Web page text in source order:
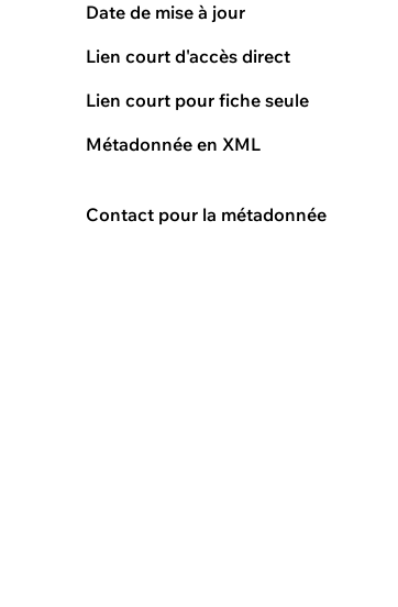
Date de mise à jour
Lien court d'accès direct
Lien court pour fiche seule
Métadonnée en XML
Contact pour la métadonnée